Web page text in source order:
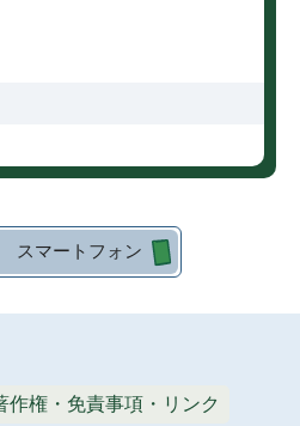
スマートフォン
作権・免責事項・リンク